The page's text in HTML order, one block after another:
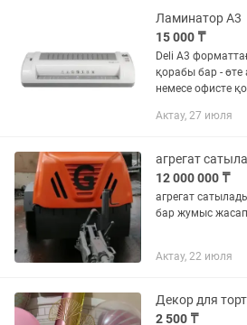
Ламинатор А3
15 000 ₸
Deli А3 форматтағы
қорабы бар - өте аз қолданылған - Үйде
немесе офисте
Актау, 27 июля
агрегат
12 000 000 ₸
агрегат
бар жумыс
Актау, 22 июля
Декор для
2 500 ₸